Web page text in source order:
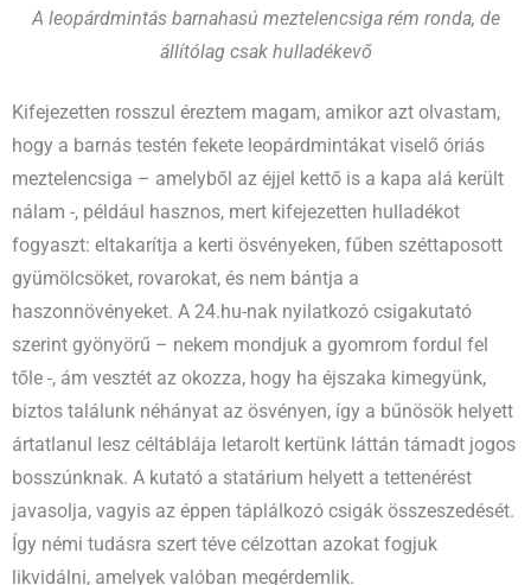
A leopárdmintás barnahasú meztelencsiga rém ronda, de
állítólag csak hulladékevő
Kifejezetten rosszul éreztem magam, amikor azt olvastam,
hogy a barnás testén fekete leopárdmintákat viselő óriás
meztelencsiga – amelyből az éjjel kettő is a kapa alá került
nálam -, például hasznos, mert kifejezetten hulladékot
fogyaszt: eltakarítja a kerti ösvényeken, fűben széttaposott
gyümölcsöket, rovarokat, és nem bántja a
haszonnövényeket. A 24.hu-nak nyilatkozó csigakutató
szerint gyönyörű – nekem mondjuk a gyomrom fordul fel
tőle -, ám vesztét az okozza, hogy ha éjszaka kimegyünk,
biztos találunk néhányat az ösvényen, így a bűnösök helyett
ártatlanul lesz céltáblája letarolt kertünk láttán támadt jogos
bosszúnknak. A kutató a statárium helyett a tettenérést
javasolja, vagyis az éppen táplálkozó csigák összeszedését.
Így némi tudásra szert téve célzottan azokat fogjuk
likvidálni, amelyek valóban megérdemlik.